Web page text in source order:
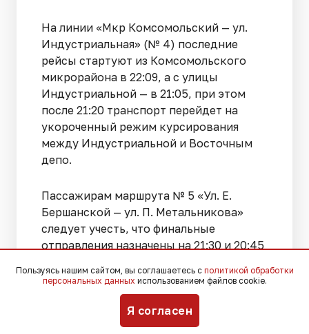
На линии «Мкр Комсомольский — ул.
Индустриальная» (№ 4) последние
рейсы стартуют из Комсомольского
микрорайона в 22:09, а с улицы
Индустриальной — в 21:05, при этом
после 21:20 транспорт перейдет на
укороченный режим курсирования
между Индустриальной и Восточным
депо.
Пассажирам маршрута № 5 «Ул. Е.
Бершанской — ул. П. Метальникова»
следует учесть, что финальные
отправления назначены на 21:30 и 20:45
вагоны от улицы Метальникова будут
уходить напрямую в Восточное депо
без выполнения полных рейсов.
Пользуясь нашим сайтом, вы соглашаетесь с политикой обработки
персональных данных использованием файлов cookie.
Я согласен